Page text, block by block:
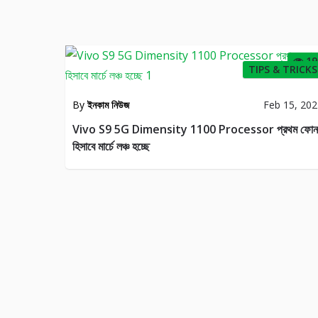
19
TIPS & TRICKS
Byইনকাম নিউজ Feb 15,
Vivo S9 5G Dimensity 1100 Processor প্রথম ফোন
হিসাবে মার্চে লঞ্চ হচ্ছে